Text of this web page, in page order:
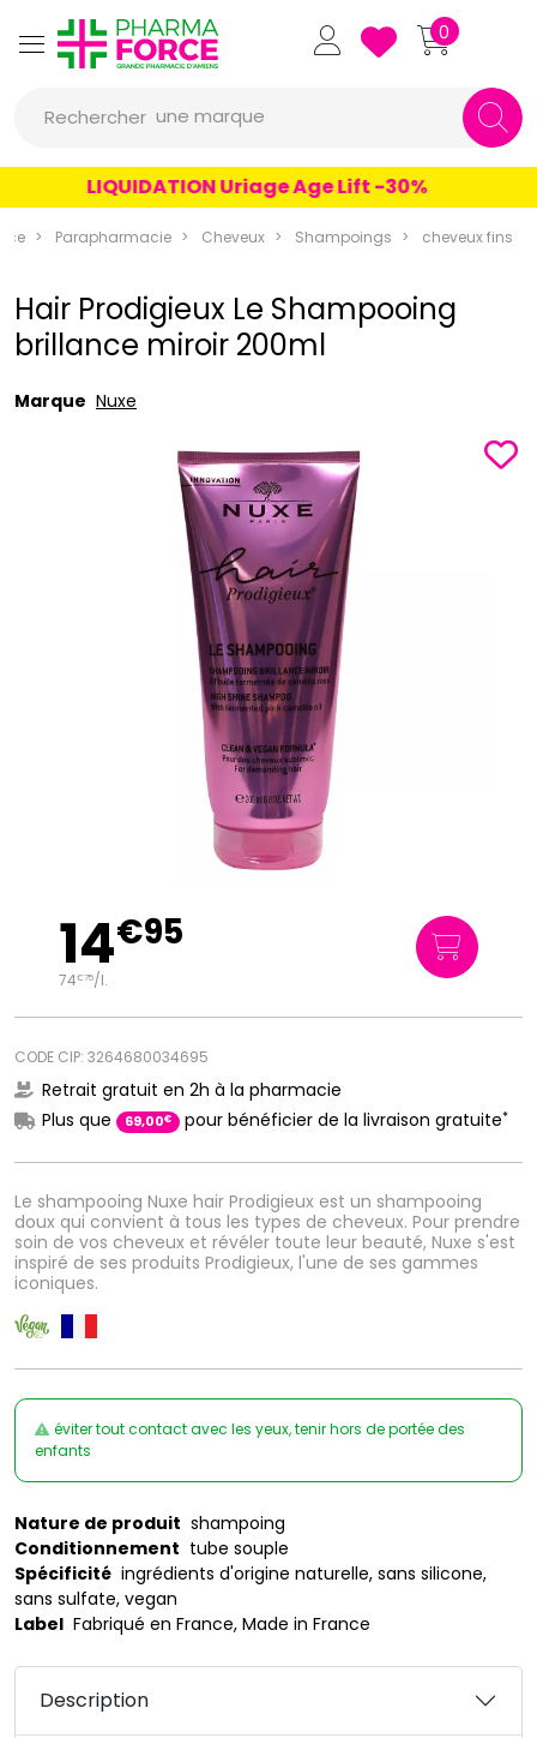
Pharmaforce Grande Pharmacie
0
Rechercher
un produit
une marque
LIQUIDATION Uriage Age Lift -30%
Parapharmacie Cheveux Shampoings cheveux fins
Hair Prodigieux Le Shampooing
brillance miroir 200ml
Marque Nuxe
Le shampooing Nuxe hair Prodigieux est un shampooing
doux qui convient à tous les types de cheveux. Pour prendre
soin de vos cheveux et révéler toute leur beauté, Nuxe s'est
inspiré de ses produits Prodigieux, l'une de ses gammes
iconiques.
14€95
74€75/l.
CODE CIP: 3264680034695
Retrait gratuit en 2h à la pharmacie
Plus que
69,00€ pour bénéficier de la livraison gratuite*
éviter tout contact avec les yeux, tenir hors de portée des
enfants
Nature de produit shampoing
Conditionnement tube souple
Spécificité ingrédients d'origine naturelle, sans silicone,
sans sulfate, vegan
Label Fabriqué en France, Made in France
Description